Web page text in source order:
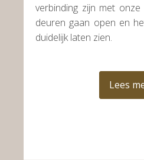
verbinding zijn met
deuren gaan open en
duidelijk laten zien.
Lees